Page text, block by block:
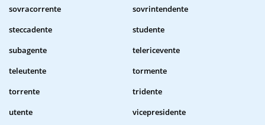
sovracorrente
sovrintendente
steccadente
studente
subagente
telericevente
teleutente
tormente
torrente
tridente
utente
vicepresidente